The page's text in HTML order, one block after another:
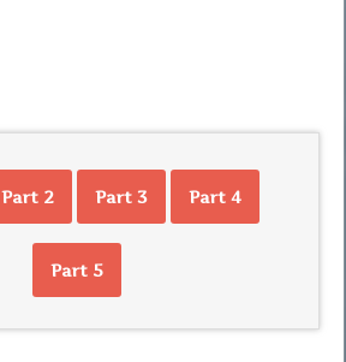
Part 2 Part 3 Part 4
Part 5